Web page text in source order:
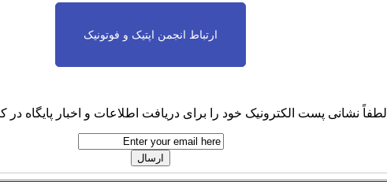
ارتباط انجمن اپتیک و فوتونیک
لطفاً نشانی پست الکترونیک خود را برای دریافت اطلاعات و اخبار پایگاه در